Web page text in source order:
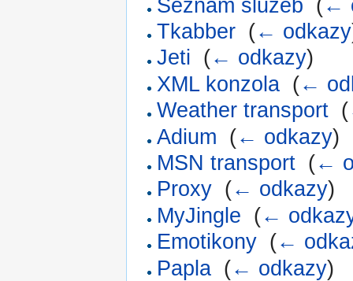
Seznam služeb (←
Tkabber (← odkazy
Jeti (← odkazy)
XML konzola (←
Weather transport (
Adium (← odkazy)
MSN transport (←
Proxy (← odkazy)
MyJingle (←
Emotikony (←
Papla (← odkazy)